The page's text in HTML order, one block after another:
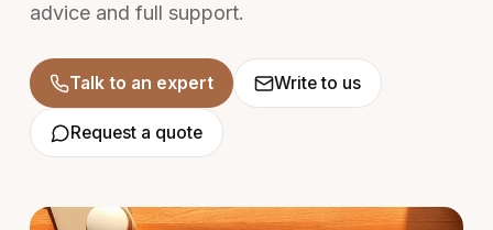
advice and full support.
Talk to an expert Write to us
Request a quote